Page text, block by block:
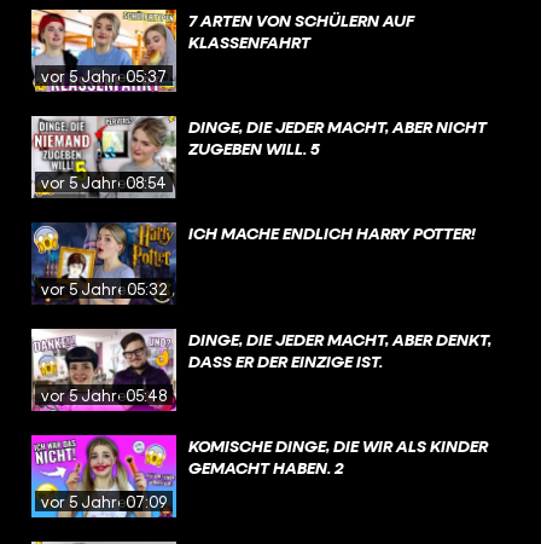
vor 5 Jahren05:37
7 ARTEN VON SCHÜLERN AUF
KLASSENFAHRT
vor 5 Jahren08:54
DINGE, DIE JEDER MACHT, ABER NICHT
ZUGEBEN WILL. 5
vor 5 Jahren05:32
ICH MACHE ENDLICH HARRY POTTER!
vor 5 Jahren05:48
DINGE, DIE JEDER MACHT, ABER DENKT,
DASS ER DER EINZIGE IST.
vor 5 Jahren07:09
KOMISCHE DINGE, DIE WIR ALS KINDER
GEMACHT HABEN. 2